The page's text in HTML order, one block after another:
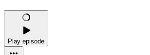
Play episode